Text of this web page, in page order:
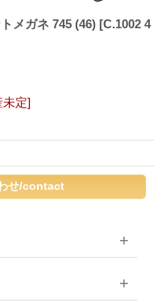
メガネ 745 (46) [C.1002 4
未定]